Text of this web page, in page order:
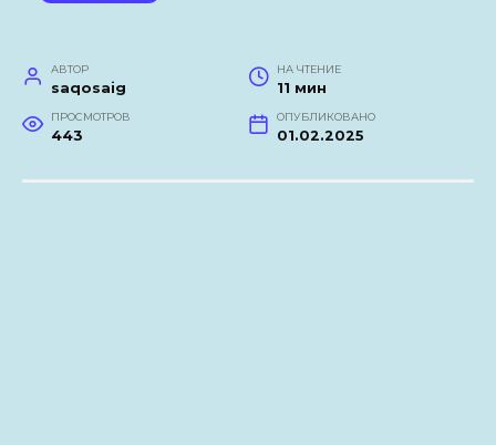
АВТОР
saqosaig
НА ЧТЕНИЕ
11 мин
ПРОСМОТРОВ
443
ОПУБЛИКОВАНО
01.02.2025